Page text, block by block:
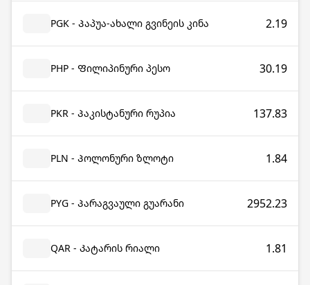
PGK - Პაპუა-ახალი გვინეის კინა 2.19
PHP - Ფილიპინური პესო 30.19
PKR - Პაკისტანური რუპია 137.83
PLN - Პოლონური ზლოტი 1.84
PYG - Პარაგვაული გუარანი 2952.23
QAR - Კატარის რიალი 1.81